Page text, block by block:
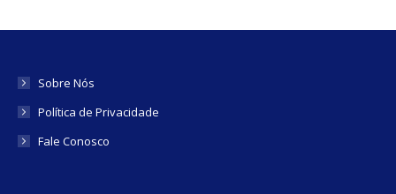
Sobre Nós
Política de Privacidade
Fale Conosco